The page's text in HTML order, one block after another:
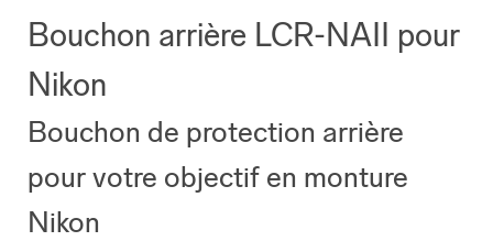
Bouchon arrière LCR-NAII pour
Nikon
Bouchon de protection arrière
pour votre objectif en monture
Nikon